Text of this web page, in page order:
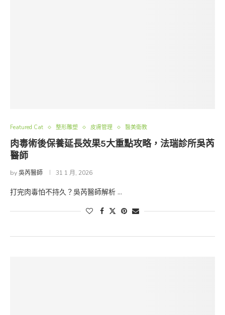
Featured Cat 整形雕塑 皮膚管理 醫美衛教
肉毒術後保養延長效果5大重點攻略，法瑞診所吳芮
醫師
by吳芮醫師 31 1 月, 2026
打完肉毒怕不持久？吳芮醫師解析 …